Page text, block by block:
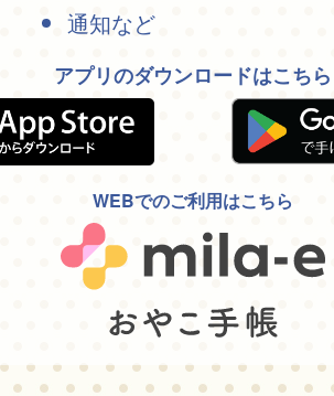
通知など
アプリのダウンロードはこちら
WEBでのご利用はこちら